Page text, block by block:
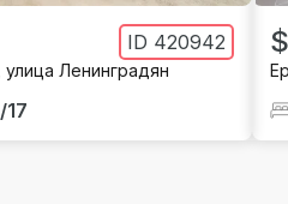
ID 420942
улица Ленинградян
/17